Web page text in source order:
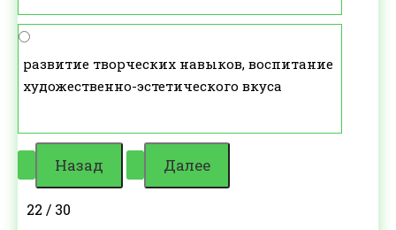
развитие творческих навыков, воспитание
художественно-эстетического вкуса
22 / 30